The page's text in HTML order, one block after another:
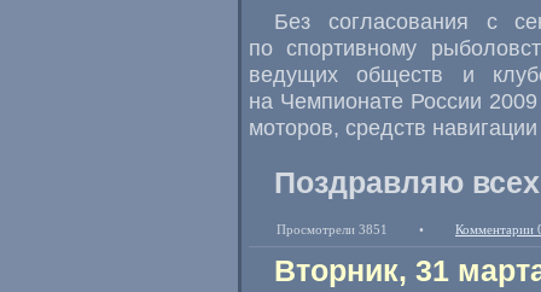
Без согласования с
по спортивному
ведущих обществ и
на Чемпионате России
моторов, средств
Поздравляю
Просмотрели 3851 • Комментарии
Вторник, 31